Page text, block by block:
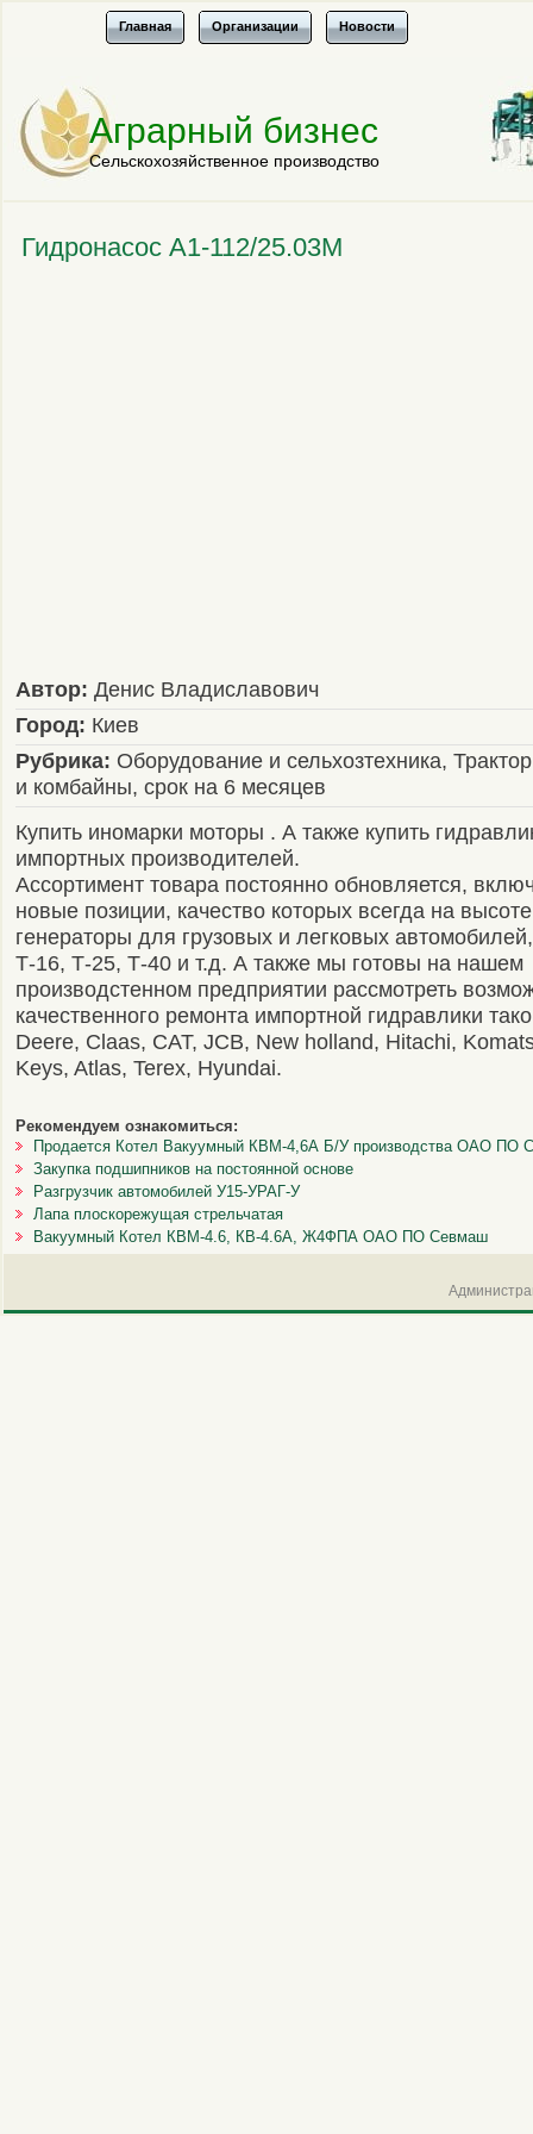
Главная Организации Новости
Аграрный бизнес
Сельскохозяйственное производство
Гидронасос А1-112/25.03М
Автор: Денис Владиславович
Город: Киев
Рубрика: Оборудование и сельхозтехника,
и комбайны, срок на 6 месяцев
Купить иномарки моторы . А также купить
импортных производителей.
Ассортимент товара постоянно обновляется,
новые позиции, качество которых всегда на
генераторы для грузовых и легковых
Т-16, Т-25, Т-40 и т.д. А также мы готовы на нашем
производстенном предприятии рассмотреть
качественного ремонта импортной гидравлики
Deere, Claas, CAT, JCB, New holland, Hitachi,
Keys, Atlas, Terex, Hyundai.
Рекомендуем ознакомиться:
Продается Котел Вакуумный КВМ-4,6А Б/У производства ОАО ПО
Закупка подшипников на постоянной основе
Разгрузчик автомобилей У15-УРАГ-У
Лапа плоскорежущая стрельчатая
Вакуумный Котел КВМ-4.6, КВ-4.6А, Ж4ФПА ОАО ПО Севмаш